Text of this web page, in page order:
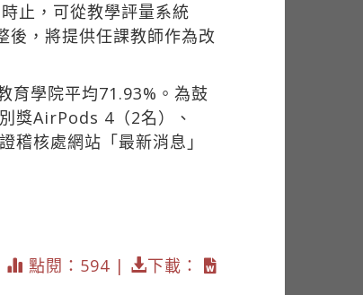
止，可從教學評量系統
後，將提供任課教師作為改
育學院平均71.93%。為鼓
獎AirPods 4（2名）、
核處網站「最新消息」
點閱：594 | 下載：